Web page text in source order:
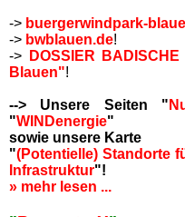
-> buergerwindpark-
-> bwblauen.de!
->
DOSSIER
Blauen"!
--> Unsere Seiten "
"WINDenergie"
sowie unsere Karte
"(Potentielle) Standorte
Infrastruktur"!
» mehr lesen ...